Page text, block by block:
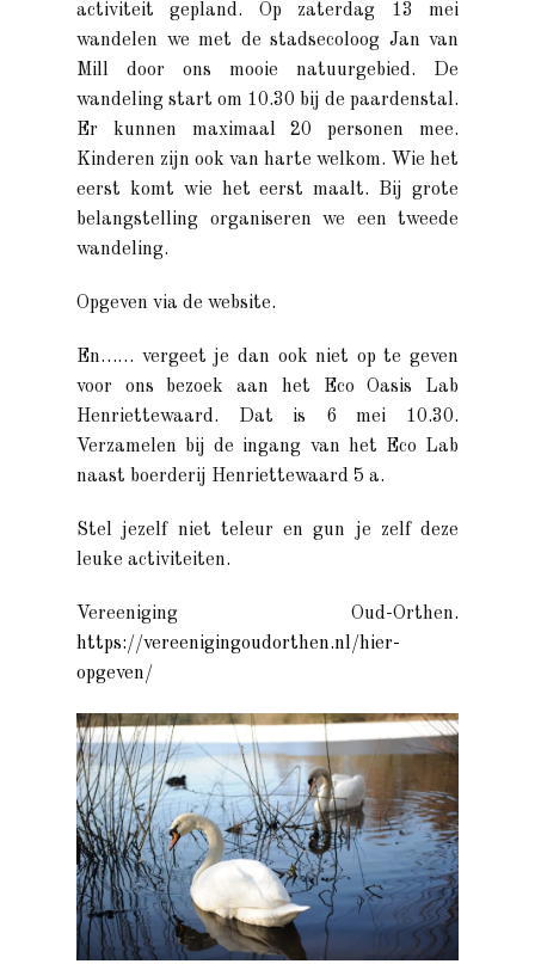
activiteit gepland. Op zaterdag 13 mei
wandelen we met de stadsecoloog Jan van
Mill door ons mooie natuurgebied. De
wandeling start om 10.30 bij de paardenstal.
Er kunnen maximaal 20 personen mee.
Kinderen zijn ook van harte welkom. Wie het
eerst komt wie het eerst maalt. Bij grote
belangstelling organiseren we een tweede
wandeling.
Opgeven via de website.
En…… vergeet je dan ook niet op te geven
voor ons bezoek aan het Eco Oasis Lab
Henriettewaard. Dat is 6 mei 10.30.
Verzamelen bij de ingang van het Eco Lab
naast boerderij Henriettewaard 5 a.
Stel jezelf niet teleur en gun je zelf deze
leuke activiteiten.
Vereeniging Oud-Orthen.
https://vereenigingoudorthen.nl/hier-
opgeven/